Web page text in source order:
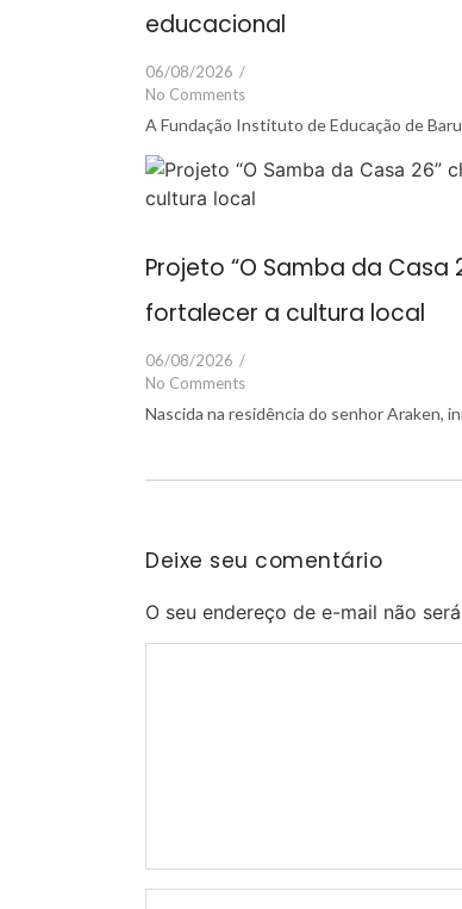
educacional
06/08/2026 /
No Comments
A Fundação Instituto de Educação de
Projeto “O Samba da
fortalecer a cultura local
06/08/2026 /
No Comments
Nascida na residência do senhor Araken,
Deixe seu comentário
O seu endereço de e-mail não